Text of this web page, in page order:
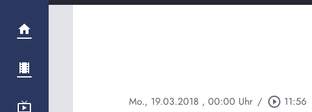
Mo., 19.03.2018 , 00:00 Uhr / play_circle_outline 11:56